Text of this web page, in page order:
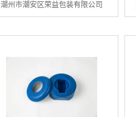
潮州市潮安区荣益包装有限公司